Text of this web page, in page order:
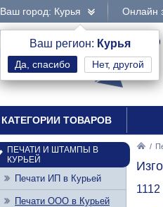
Ваш город: Курья
Ваш регион: Курья
Нет, другой
Онлайн
интернет-магазин
КАТЕГОРИИ ТОВАРОВ
/
ПЕЧАТИ И ШТАМПЫ В
КУРЬЕЙ
Печати ИП в Курьей
Печати ООО в Курьей